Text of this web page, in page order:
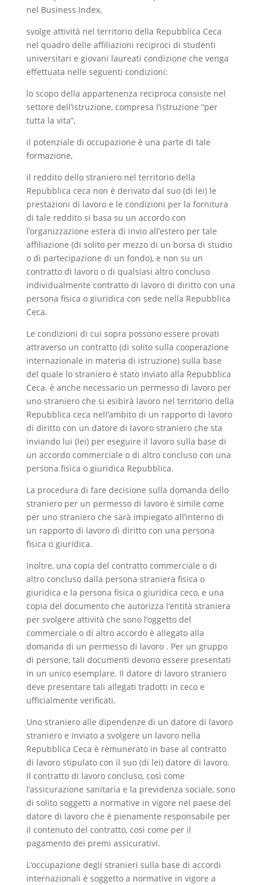
nel Business Index,
svolge attività nel territorio della Repubblica Ceca
nel quadro delle affiliazioni reciproci di studenti
universitari e giovani laureati condizione che venga
effettuata nelle seguenti condizioni:
lo scopo della appartenenza reciproca consiste nel
settore dell’istruzione, compresa l’istruzione “per
tutta la vita”,
il potenziale di occupazione è una parte di tale
formazione,
il reddito dello straniero nel territorio della
Repubblica ceca non è derivato dal suo (di lei) le
prestazioni di lavoro e le condizioni per la fornitura
di tale reddito si basa su un accordo con
l’organizzazione estera di invio all’estero per tale
affiliazione (di solito per mezzo di un borsa di studio
o di partecipazione di un fondo), e non su un
contratto di lavoro o di qualsiasi altro concluso
individualmente contratto di lavoro di diritto con una
persona fisica o giuridica con sede nella Repubblica
Ceca.
Le condizioni di cui sopra possono essere provati
attraverso un contratto (di solito sulla cooperazione
internazionale in materia di istruzione) sulla base
del quale lo straniero è stato inviato alla Repubblica
Ceca. è anche necessario un permesso di lavoro per
uno straniero che si esibirà lavoro nel territorio della
Repubblica ceca nell’ambito di un rapporto di lavoro
di diritto con un datore di lavoro straniero che sta
inviando lui (lei) per eseguire il lavoro sulla base di
un accordo commerciale o di altro concluso con una
persona fisica o giuridica Repubblica.
La procedura di fare decisione sulla domanda dello
straniero per un permesso di lavoro è simile come
per uno straniero che sarà impiegato all’interno di
un rapporto di lavoro di diritto con una persona
fisica o giuridica.
Inoltre, una copia del contratto commerciale o di
altro concluso dalla persona straniera fisica o
giuridica e la persona fisica o giuridica ceco, e una
copia del documento che autorizza l’entità straniera
per svolgere attività che sono l’oggetto del
commerciale o di altro accordo è allegato alla
domanda di un permesso di lavoro . Per un gruppo
di persone, tali documenti devono essere presentati
in un unico esemplare. Il datore di lavoro straniero
deve presentare tali allegati tradotti in ceco e
ufficialmente verificati.
Uno straniero alle dipendenze di un datore di lavoro
straniero e inviato a svolgere un lavoro nella
Repubblica Ceca è remunerato in base al contratto
di lavoro stipulato con il suo (di lei) datore di lavoro.
Il contratto di lavoro concluso, così come
l’assicurazione sanitaria e la previdenza sociale, sono
di solito soggetti a normative in vigore nel paese del
datore di lavoro che è pienamente responsabile per
il contenuto del contratto, così come per il
pagamento dei premi assicurativi.
L’occupazione degli stranieri sulla base di accordi
internazionali è soggetto a normative in vigore a